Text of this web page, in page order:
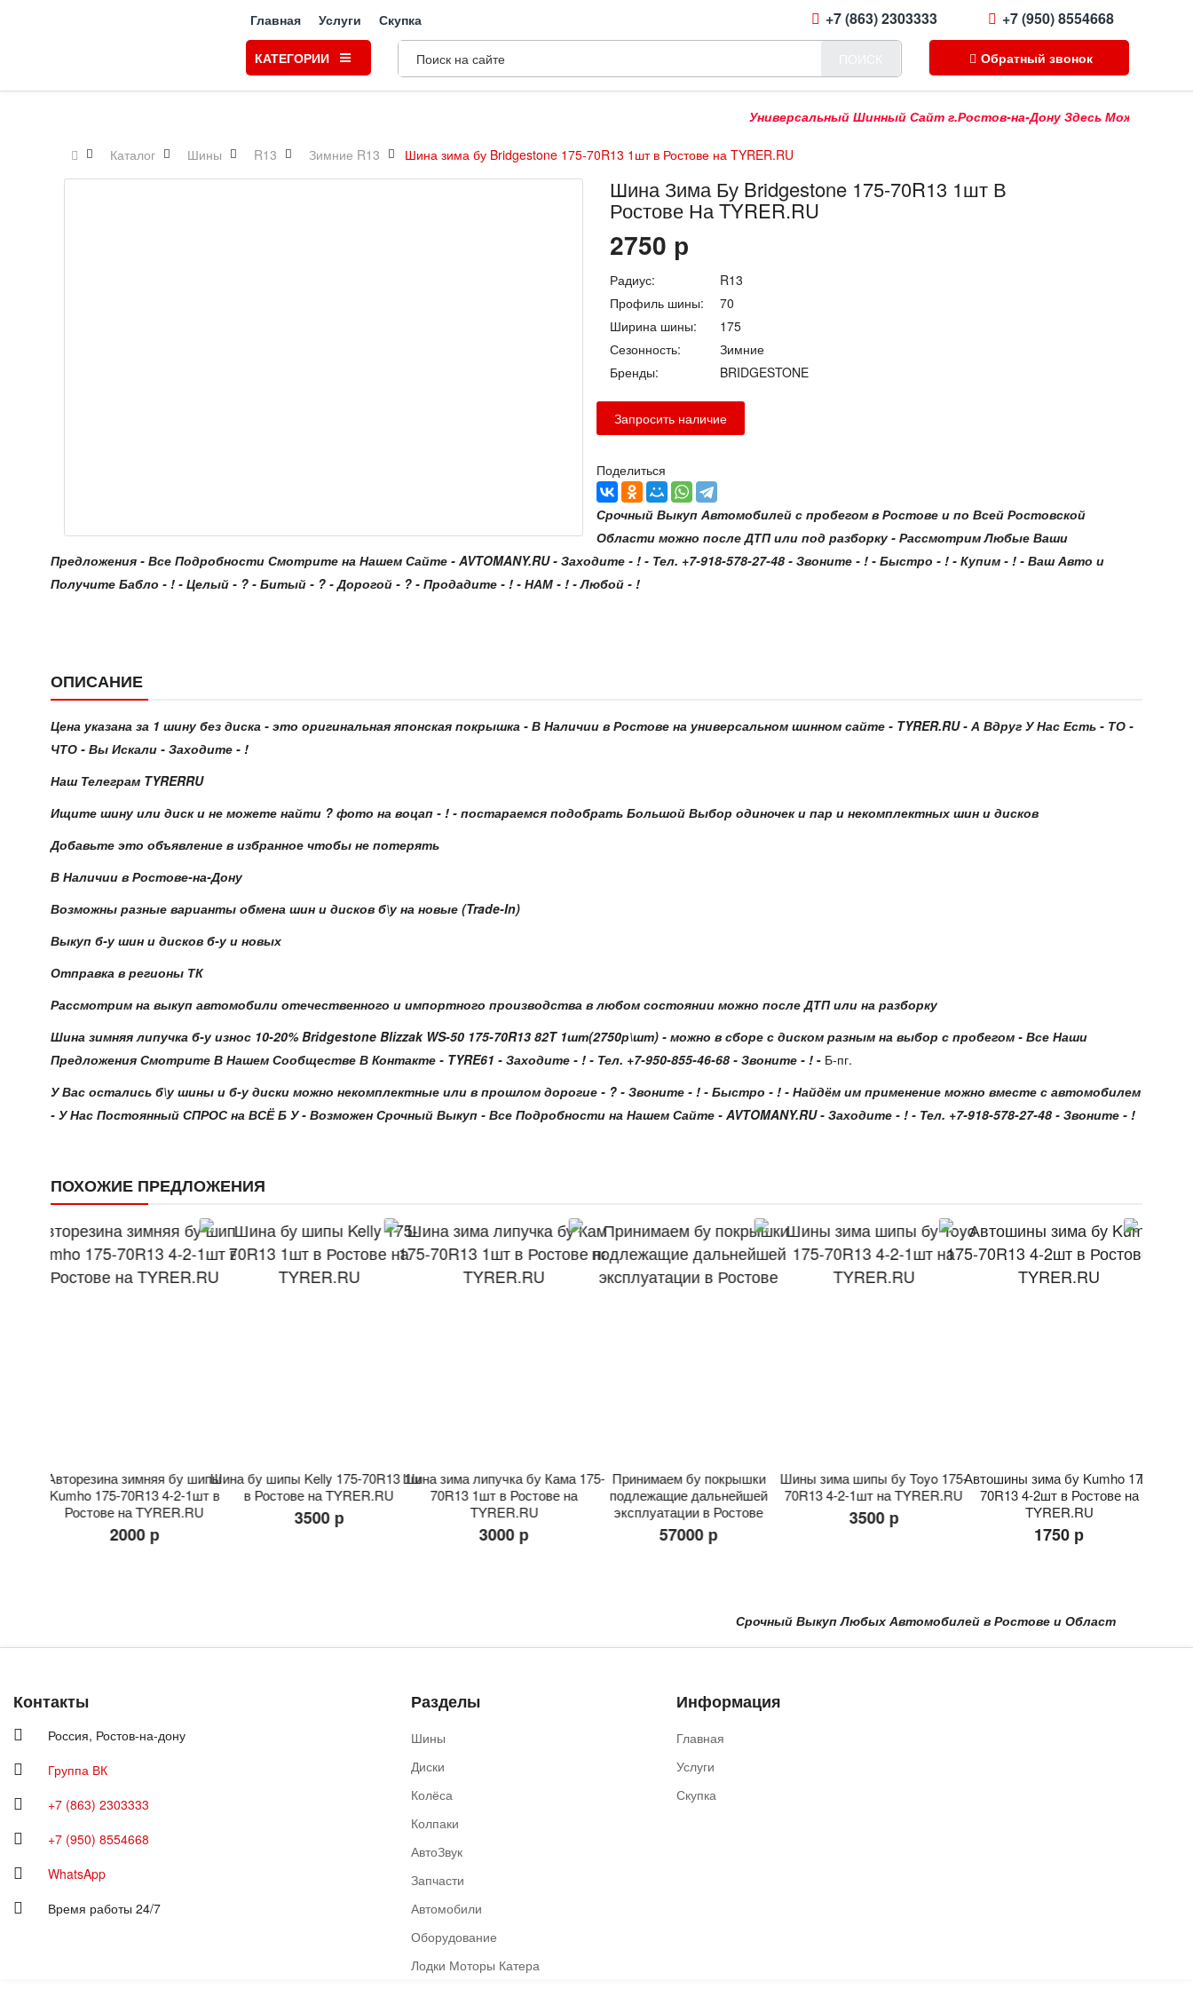
Главная Услуги Скупка +7 (863) 2303333 +7 (950) 8554668
КАТЕГОРИИ Обратный звонок
Универсальный Шинный Сайт г.Ростов-на-Дону Здесь Можно Купить
Каталог Шины R13 Зимние R13 Шина зима бу Bridgestone 175-70R13 1шт в Ростове на TYRER.RU
Шина Зима Бу Bridgestone 175-70R13 1шт В
Ростове На TYRER.RU
2750 р
Радиус:
R13
Профиль шины:
70
Ширина шины:
175
Сезонность:
Зимние
Бренды:
BRIDGESTONE
Поделиться
Срочный Выкуп Автомобилей с пробегом в Ростове и по Всей Ростовской
Области можно после ДТП или под разборку - Рассмотрим Любые Ваши
Предложения - Все Подробности Смотрите на Нашем Сайте - AVTOMANY.RU - Заходите - ! - Тел. +7-918-578-27-48 - Звоните - ! - Быстро - ! - Купим - ! - Ваш Авто и
Получите Бабло - ! - Целый - ? - Битый - ? - Дорогой - ? - Продадите - ! - НАМ - ! - Любой - !
ОПИСАНИЕ
Цена указана за 1 шину без диска - это оригинальная японская покрышка - В Наличии в Ростове на универсальном шинном сайте - TYRER.RU - А Вдруг У Нас Есть - ТО -
ЧТО - Вы Искали - Заходите - !
Наш Телеграм TYRERRU
Ищите шину или диск и не можете найти ? фото на воцап - ! - постараемся подобрать Большой Выбор одиночек и пар и некомплектных шин и дисков
Добавьте это объявление в избранное чтобы не потерять
В Наличии в Ростове-на-Дону
Возможны разные варианты обмена шин и дисков б\у на новые (Trade-In)
Выкуп б-у шин и дисков б-у и новых
Отправка в регионы ТК
Рассмотрим на выкуп автомобили отечественного и импортного производства в любом состоянии можно после ДТП или на разборку
Шина зимняя липучка б-у износ 10-20% Bridgestone Blizzak WS-50 175-70R13 82T 1шт(2750р\шт) - можно в сборе с диском разным на выбор с пробегом - Все Наши
Предложения Смотрите В Нашем Сообществе В Контакте - TYRE61 - Заходите - ! - Тел. +7-950-855-46-68 - Звоните - ! - Б-пг.
У Вас остались б\у шины и б-у диски можно некомплектные или в прошлом дорогие - ? - Звоните - ! - Быстро - ! - Найдём им применение можно вместе с автомобилем
- У Нас Постоянный СПРОС на ВСЁ Б У - Возможен Срочный Выкуп - Все Подробности на Нашем Сайте - AVTOMANY.RU - Заходите - ! - Тел. +7-918-578-27-48 - Звоните - !
ПОХОЖИЕ ПРЕДЛОЖЕНИЯ
CordiantАвторезина зимняя бу шипы
Kumho 175-70R13 4-2-1шт в
Ростове на TYRER.RU
2000 р
Шина бу шипы Kelly 175-70R13 1шт
в Ростове на TYRER.RU
3500 р
Шина зима липучка бу Кама 175-
70R13 1шт в Ростове на
TYRER.RU
3000 р
Принимаем бу покрышки
подлежащие дальнейшей
эксплуатации в Ростове
57000 р
Шины зима шипы бу Toyo 175-
70R13 4-2-1шт на TYRER.RU
3500 р
Автошины зима бу Kumho 175-
70R13 4-2шт в Ростове на
TYRER.RU
1750 р
Шины
Срочный Выкуп Любых Автомобилей в Ростове и Области в Краснодаре
Контакты
Россия, Ростов-на-дону
Группа ВК
+7 (863) 2303333
+7 (950) 8554668
WhatsApp
Время работы 24/7
Разделы
Шины
Диски
Колёса
Колпаки
АвтоЗвук
Запчасти
Автомобили
Оборудование
Лодки Моторы Катера
Информация
Главная
Услуги
Скупка